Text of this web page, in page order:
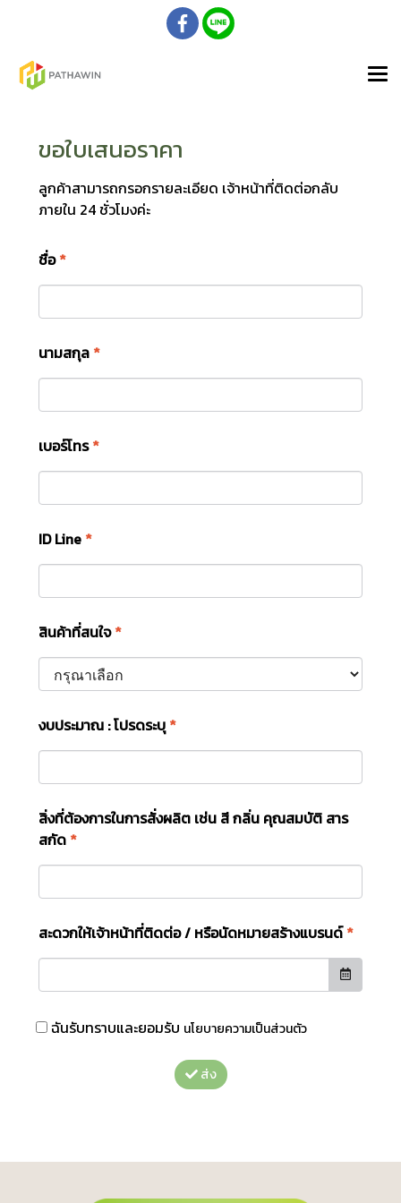
ขอใบเสนอราคา
ลูกค้าสามารถกรอกรายละเอียด เจ้าหน้าที่ติดต่อกลับ
ภายใน 24 ชั่วโมงค่ะ
ชื่อ *
นามสกุล *
เบอร์โทร *
ID Line *
สินค้าที่สนใจ *
งบประมาณ : โปรดระบุ *
สิ่งที่ต้องการในการสั่งผลิต เช่น สี กลิ่น คุณสมบัติ สาร
สกัด *
สะดวกให้เจ้าหน้าที่ติดต่อ / หรือนัดหมายสร้างแบรนด์ *
ฉันรับทราบและยอมรับ นโยบายความเป็นส่วนตัว
ส่ง